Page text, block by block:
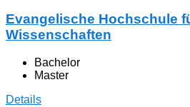
Evangelische Hochschule
Wissenschaften
Bachelor
Master
Details